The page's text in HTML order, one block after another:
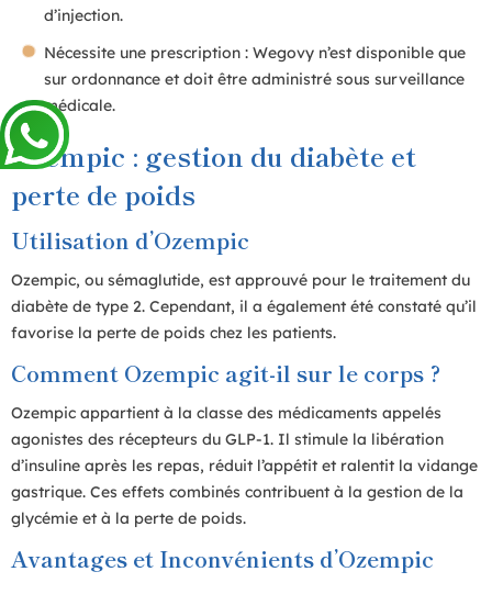
d’injection.
Nécessite une prescription : Wegovy n’est disponible que
sur ordonnance et doit être administré sous surveillance
médicale.
Ozempic : gestion du diabète et
perte de poids
Utilisation d’Ozempic
Ozempic, ou sémaglutide, est approuvé pour le traitement du
diabète de type 2. Cependant, il a également été constaté qu’il
favorise la perte de poids chez les patients.
Comment Ozempic agit-il sur le corps ?
Ozempic appartient à la classe des médicaments appelés
agonistes des récepteurs du GLP-1. Il stimule la libération
d’insuline après les repas, réduit l’appétit et ralentit la vidange
gastrique. Ces effets combinés contribuent à la gestion de la
glycémie et à la perte de poids.
Avantages et Inconvénients d’Ozempic